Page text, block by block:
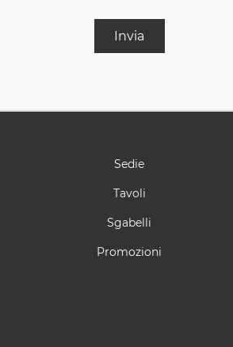
Invia
Sedie
Tavoli
Sgabelli
Promozioni